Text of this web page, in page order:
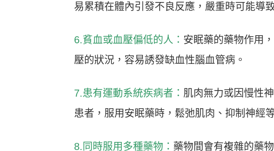
易累積在體內引發不良反應，嚴重時可能導
6.貧血或血壓偏低的人： 安眠藥的藥物作用
壓的狀況，容易誘發缺血性腦血管病。
7.患有運動系統疾病者： 肌肉無力或因慢性
患者，服用安眠藥時，鬆弛肌肉、抑制神經
8.同時服用多種藥物： 藥物間會有複雜的藥